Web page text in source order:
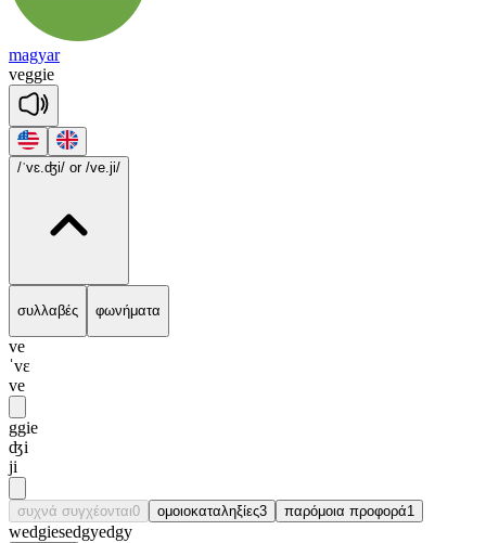
magyar
veggie
/ˈvɛ.ʤi/ or /ve.ji/
συλλαβές φωνήματα
ve
ˈvɛ
ve
ggie
ʤi
ji
συχνά συγχέονται0 ομοιοκαταληξίες3 παρόμοια προφορά1
wedgiesedgyedgy